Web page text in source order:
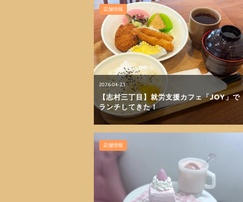
2026-04-23
【志村三丁目】就労支援カフェ「JOY」で
ランチしてきた！
店舗情報
店舗情報